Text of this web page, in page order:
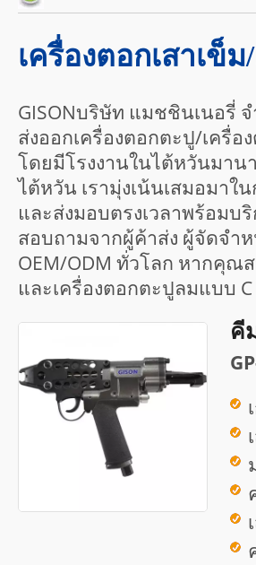
เครื่องตอกเสาเข็
GISONบริษัท แมชชินเนอรี่
ส่งออกเครื่องตอกตะปู/เครื่
โดยมีโรงงานในไต้หวันมาน
ไต้หวัน เรามุ่งเน้นเสมอมา
และส่งมอบตรงเวลาพร้อมบ
สอบถามจากผู้ค้าส่ง ผู้จัดจำ
OEM/ODM ทั่วโลก หากคุณ
และเครื่องตอกตะปูลมแบบ
คี